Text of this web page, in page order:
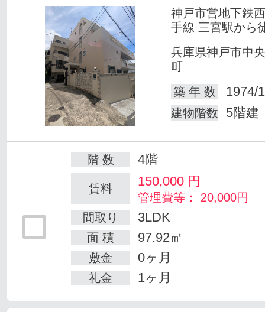
神戸市営地下鉄
手線 三宮駅から
兵庫県神戸市中
町
築 年 数
1974/
建物階数 5階建
階 数 4階
賃料 150,000 円
管理費等： 20,000円
間取り
3LDK
面 積 97.92㎡
敷金 0ヶ月
礼金 1ヶ月